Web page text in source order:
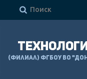

(филиал) ФГБОУ ВО